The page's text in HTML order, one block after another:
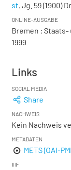
st, Jg. 59 (1900)
ONLINE-AUSGABE
Bremen :
1999
Links
SOCIAL MEDIA
Share
NACHWEIS
Kein Nachweis
METADATEN
METS (OAI-
IIIF